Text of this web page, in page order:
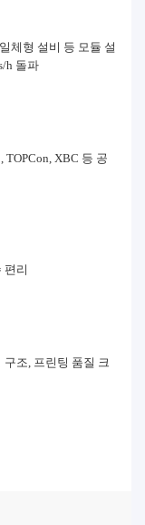
체형 설비 등 모듈 설
h 돌파
TOPCon, XBC 등 공
편리
조, 프린팅 품질 크